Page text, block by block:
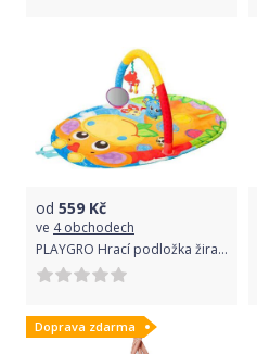
od 559 Kč
ve 4 obchodech
PLAYGRO Hrací podložka žirafa
Doprava zdarma